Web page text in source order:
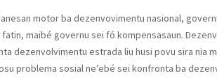
motor ba dezenvovimentu nasional,
maibé governu sei fó kompensasaun.
dezenvolvimentu estrada liu husi povu sira nia
problema sosial ne’ebé sei konfronta ba